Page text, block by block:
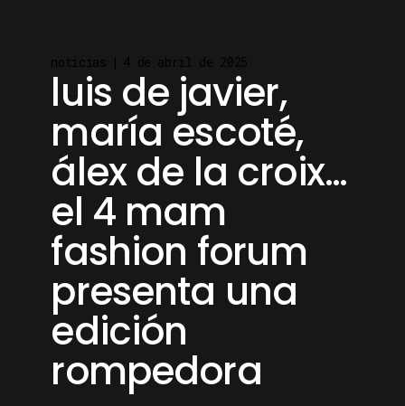
luis de javier,
maría escoté,
álex de la croix…
el 4 mam
fashion forum
presenta una
edición
rompedora